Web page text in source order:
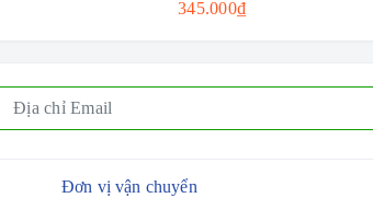
345.000₫
Đơn vị vận chuyển